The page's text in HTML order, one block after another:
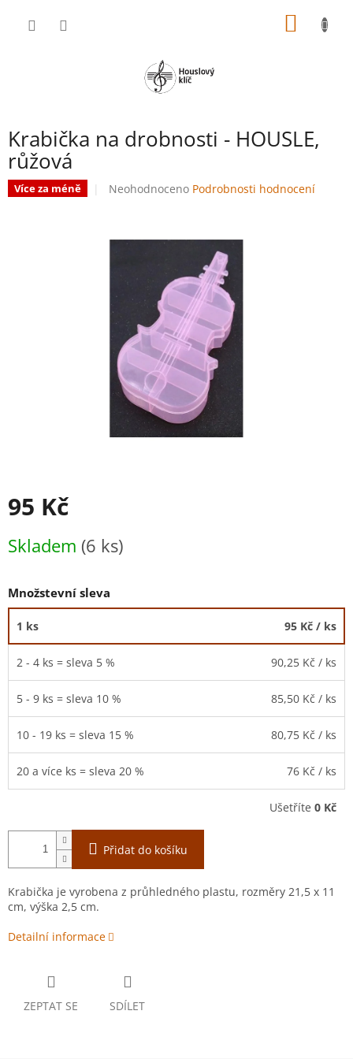
Krabička na drobnosti - HOUSLE,
růžová
Více za méně
Průměrné
hvězdiček.
Neohodnoceno Podrobnosti hodnocení
95 Kč
cena:
Skladem (6 ks)
Množstevní sleva
1 ks 95 Kč / ks
2 - 4 ks = sleva 5 % 90,25 Kč / ks
5 - 9 ks = sleva 10 % 85,50 Kč / ks
10 - 19 ks = sleva 15 % 80,75 Kč / ks
20 a více ks = sleva 20 % 76 Kč / ks
Ušetříte 0 Kč
Přidat do košíku
Krabička je vyrobena z průhledného plastu, rozměry 21,5 x 11
cm, výška 2,5 cm.
Detailní informace
ZEPTAT SE SDÍLET